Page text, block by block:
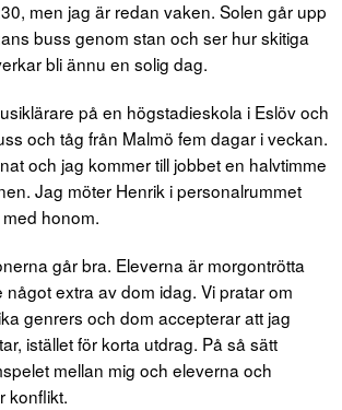
men jag är redan vaken. Solen går upp
buss genom stan och ser hur skitiga
bli ännu en solig dag.
på en högstadieskola i Eslöv och
och tåg från Malmö fem dagar i veckan.
och jag kommer till jobbet en halvtimme
Jag möter Henrik i personalrummet
honom.
går bra. Eleverna är morgontrötta
extra av dom idag. Vi pratar om
genrers och dom accepterar att jag
istället för korta utdrag. På så sätt
mellan mig och eleverna och
konflikt.